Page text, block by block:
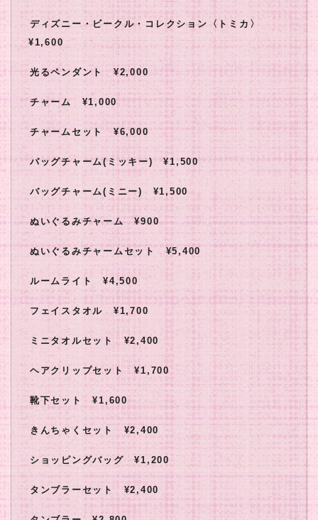
ディズニー・ビークル・コレクション〈トミカ〉
¥1,600
光るペンダント ¥2,000
チャーム ¥1,000
チャームセット ¥6,000
バッグチャーム(ミッキー) ¥1,500
バッグチャーム(ミニー) ¥1,500
ぬいぐるみチャーム ¥900
ぬいぐるみチャームセット ¥5,400
ルームライト ¥4,500
フェイスタオル ¥1,700
ミニタオルセット ¥2,400
ヘアクリップセット ¥1,700
靴下セット ¥1,600
きんちゃくセット ¥2,400
ショッピングバッグ ¥1,200
タンブラーセット ¥2,400